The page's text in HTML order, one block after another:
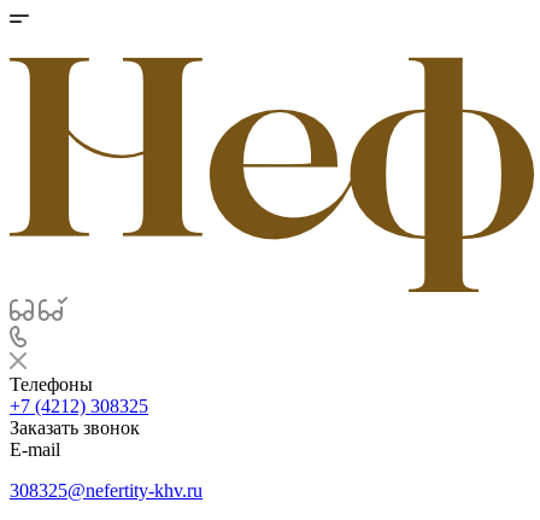
Телефоны
+7 (4212) 308325
Заказать звонок
E-mail
308325@nefertity-khv.ru